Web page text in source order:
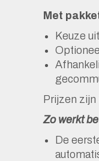
Met
Keuze
Prijzen zijn
Zo werkt
De